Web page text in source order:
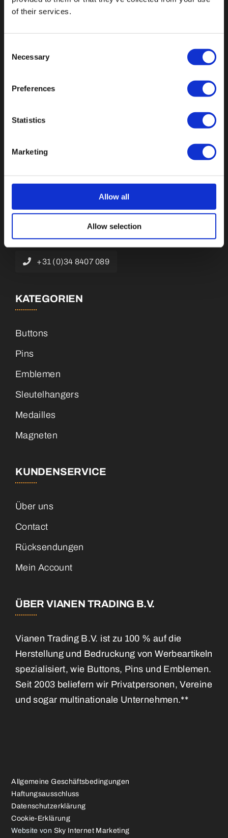
of their services.
Selection
Necessary
Preferences
Statistics
Marketing
Allow all
Allow selection
Fallen Sie mit einzigartigen
Botnische Golf 9a, 3446 CN Woerden,
Niederlande
+31 (0)34 8407 089
KATEGORIEN
Buttons
Pins
Emblemen
Sleutelhangers
Medailles
Magneten
KUNDENSERVICE
Über uns
Contact
Rücksendungen
Mein Account
ÜBER VIANEN TRADING B.V.
Vianen Trading B.V. ist zu 100 % auf die
Herstellung und Bedruckung von Werbeartikeln
spezialisiert, wie Buttons, Pins und Emblemen.
Seit 2003 beliefern wir Privatpersonen, Vereine
und sogar multinationale Unternehmen.**
Allgemeine Geschäftsbedingungen
Haftungsausschluss
Datenschutzerklärung
Cookie-Erklärung
Website von Sky Internet Marketing